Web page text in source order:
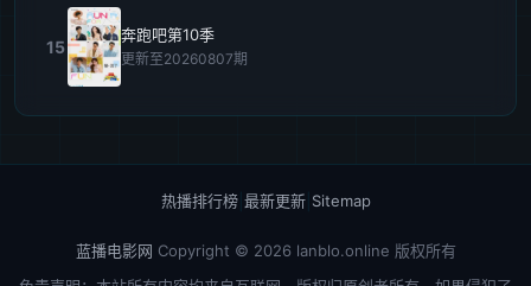
15
奔跑吧第10季
更新至20260807期
热播排行榜| 最新更新| Sitemap
蓝播电影网 Copyright © 2026 lanblo.online 版权所有